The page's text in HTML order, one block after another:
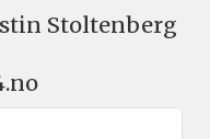
Stoltenberg